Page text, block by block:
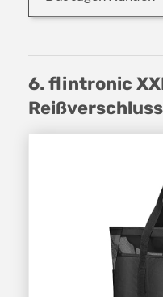
6. flintronic
Reißverschluss